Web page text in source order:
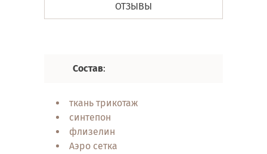
ОТЗЫВЫ
Состав:
ткань трикотаж
синтепон
флизелин
Аэро сетка